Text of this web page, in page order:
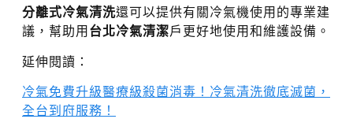
分離式冷氣清洗還可以提供有關冷氣機使用的專業建
議，幫助用 台北冷氣清潔戶更好地使用和維護設備。
延伸閱讀：
冷氣免費升級醫療級殺菌消毒！冷氣清洗徹底滅菌，
全台到府服務！